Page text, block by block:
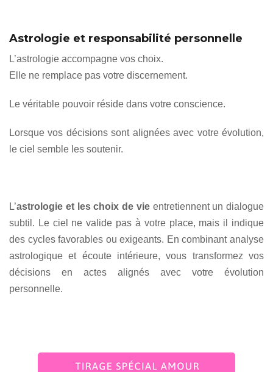
Astrologie et responsabilité personnelle
L’astrologie accompagne vos choix.
Elle ne remplace pas votre discernement.
Le véritable pouvoir réside dans votre conscience.
Lorsque vos décisions sont alignées avec votre évolution,
le ciel semble les soutenir.
L’astrologie et les choix de vieentretiennent un dialogue
subtil. Le ciel ne valide pas à votre place, mais il indique
des cycles favorables ou exigeants. En combinant analyse
astrologique et écoute intérieure, vous transformez vos
décisions en actes alignés avec votre évolution
personnelle.